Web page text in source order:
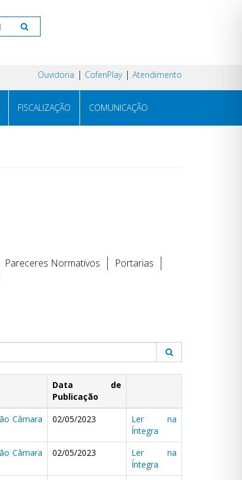
Ouvidoria CofenPlay Atendimento
FISCALIZAÇÃO COMUNICAÇÃO
Pareceres Normativos
Portarias
Data de
Publicação
Câmara
02/05/2023
Ler na
Íntegra
Câmara
02/05/2023
Ler na
Íntegra